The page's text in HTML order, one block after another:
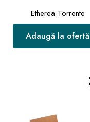
Etherea Torrente
Adaugă la ofertă